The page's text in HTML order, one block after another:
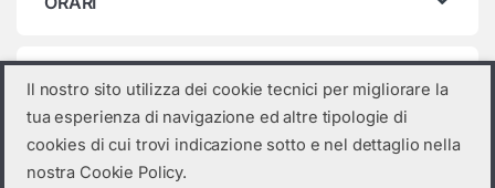
Categorie prodotto
Seleziona una categoria
Il nostro sito utilizza dei cookie tecnici per migliorare la
tua esperienza di navigazione ed altre tipologie di
cookies di cui trovi indicazione sotto e nel dettaglio nella
nostra Cookie Policy.